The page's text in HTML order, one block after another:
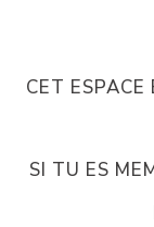
CET ESPACE
SI TU ES